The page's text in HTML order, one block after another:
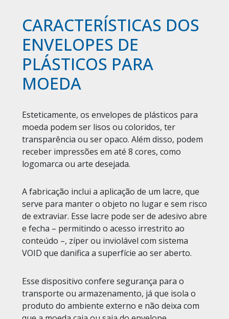
CARACTERÍSTICAS DOS
ENVELOPES DE
PLÁSTICOS PARA
MOEDA
Esteticamente, os envelopes de plásticos para
moeda podem ser lisos ou coloridos, ter
transparência ou ser opaco. Além disso, podem
receber impressões em até 8 cores, como
logomarca ou arte desejada.
A fabricação inclui a aplicação de um lacre, que
serve para manter o objeto no lugar e sem risco
de extraviar. Esse lacre pode ser de adesivo abre
e fecha – permitindo o acesso irrestrito ao
conteúdo –, zíper ou inviolável com sistema
VOID que danifica a superfície ao ser aberto.
Esse dispositivo confere segurança para o
transporte ou armazenamento, já que isola o
produto do ambiente externo e não deixa com